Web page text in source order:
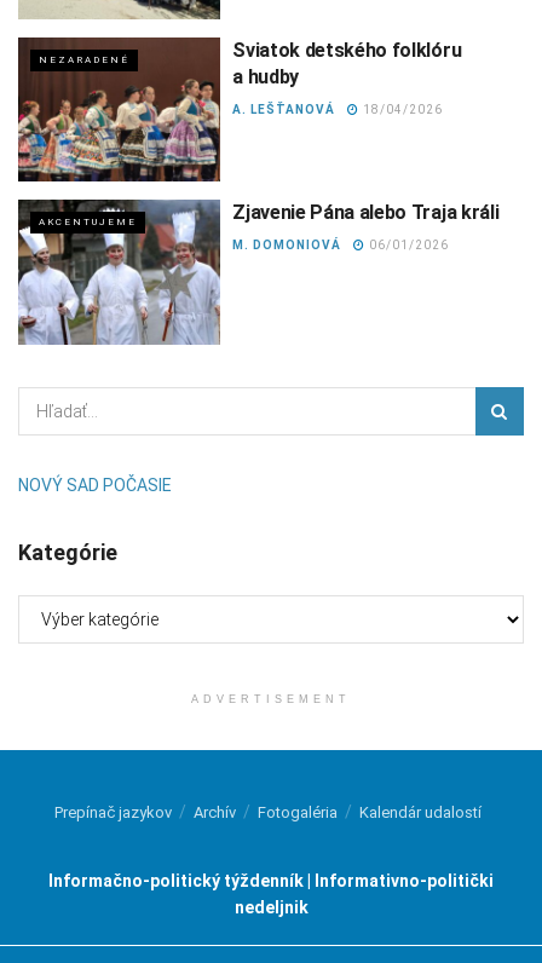
NEZARADENÉ
Sviatok detského folklóru
a hudby
A. LEŠŤANOVÁ 18/04/2026
AKCENTUJEME Zjavenie Pána alebo Traja králi
M. DOMONIOVÁ 06/01/2026
NOVÝ SAD POČASIE
Kategórie
ADVERTISEMENT
Prepínač jazykov Archív Fotogaléria Kalendár udalostí
Informačno-politický týždenník | Informativno-politički
nedeljnik